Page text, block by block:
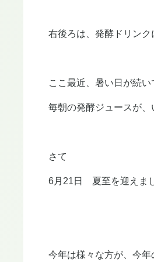
右後ろは、発酵ドリンク
ここ最近、暑い日が続
毎朝の発酵ジュースが、
さて
6月21日 夏至を迎えま
今年は様々な方が、今年